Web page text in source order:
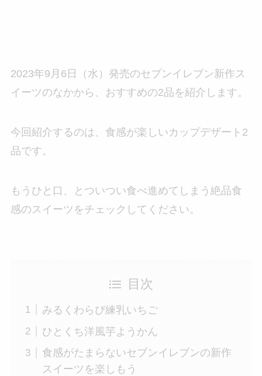
2023年9月6日（水）発売のセブンイレブン新作ス
イーツのなかから、おすすめの2品を紹介します。
今回紹介するのは、食感が楽しいカップデザート2
品です。
もうひと口、とついつい食べ進めてしまう絶品食
感のスイーツをチェックしてください。
目次
みるくわらび練乳いちご
ひとくち洋風芋ようかん
食感がたまらないセブンイレブンの新作
スイーツを楽しもう